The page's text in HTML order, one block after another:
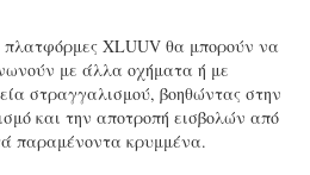
πλατφόρμες XLUUV θα μπορούν να
με άλλα οχήματα ή με
στραγγαλισμού, βοηθώντας στην
και την αποτροπή εισβολών από
παραμένοντα κρυμμένα.